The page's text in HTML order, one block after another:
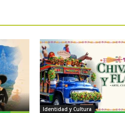
Identidad y Cultura